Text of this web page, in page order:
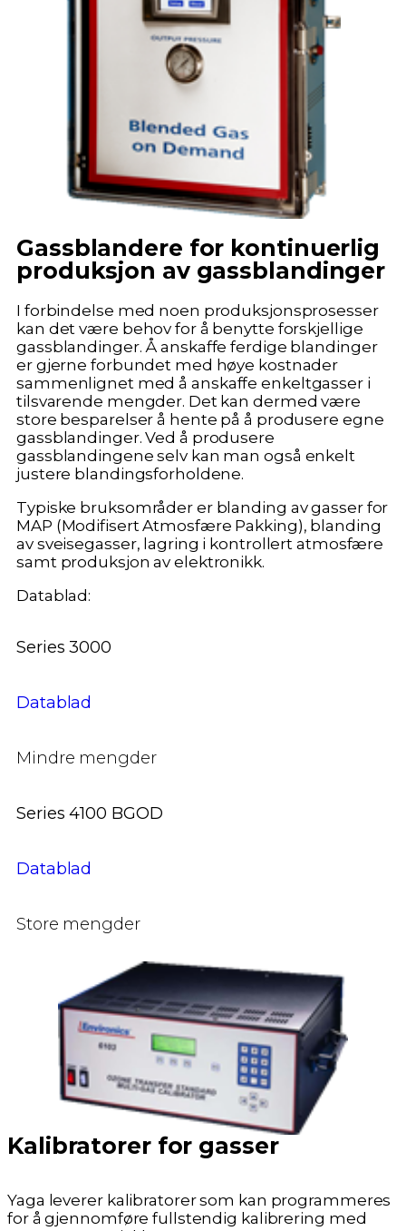
Gassblandere for kontinuerlig
produksjon av gassblandinger
I forbindelse med noen produksjonsprosesser
kan det være behov for å benytte forskjellige
gassblandinger. Å anskaffe ferdige blandinger
er gjerne forbundet med høye kostnader
sammenlignet med å anskaffe enkeltgasser i
tilsvarende mengder. Det kan dermed være
store besparelser å hente på å produsere egne
gassblandinger. Ved å produsere
gassblandingene selv kan man også enkelt
justere blandingsforholdene.
Typiske bruksområder er blanding av gasser for
MAP (Modifisert Atmosfære Pakking), blanding
av sveisegasser, lagring i kontrollert atmosfære
samt produksjon av elektronikk.
Datablad:
Series 3000
Datablad
Mindre mengder
Series 4100 BGOD
Datablad
Store mengder
Kalibratorer for gasser
Yaga leverer kalibratorer som kan programmeres
for å gjennomføre fullstendig kalibrering med